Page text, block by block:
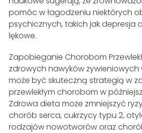
pomóc w łagodzeniu niektórych
psychicznych, takich jak depresja
lękowe.
Zapobieganie Chorobom
zdrowych nawyków żywieniowych
może być skuteczną strategią w
przewlekłym chorobom w
Zdrowa dieta może zmniejszyć
chorób serca, cukrzycy typu 2,
rodzajów nowotworów oraz